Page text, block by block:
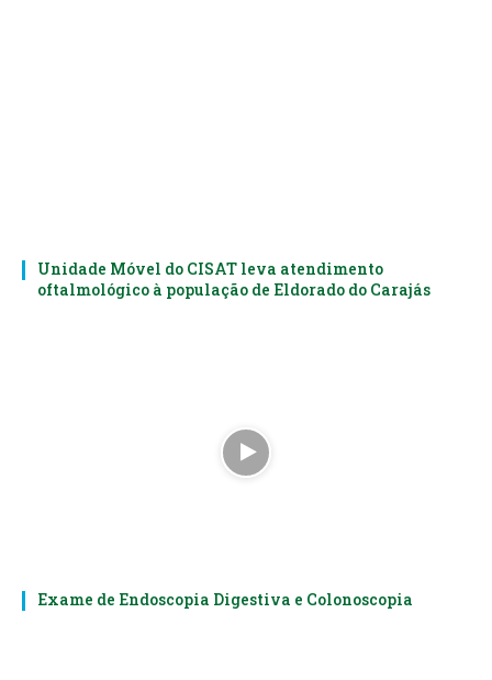
Unidade Móvel do CISAT leva atendimento
oftalmológico à população de Eldorado do Carajás
Exame de Endoscopia Digestiva e Colonoscopia